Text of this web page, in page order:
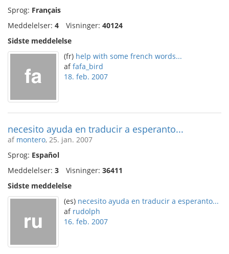
Sprog: Français
Meddelelser: 4 Visninger: 40124
Sidste meddelelse
(fr) help with some french words...
affafa_bird
18. feb. 2007
necesito ayuda en traducir a esperanto...
af montero, 25. jan. 2007
Sprog: Español
Meddelelser: 3 Visninger: 36411
Sidste meddelelse
(es) necesito ayuda en traducir a esperanto...
af rudolph
16. feb. 2007